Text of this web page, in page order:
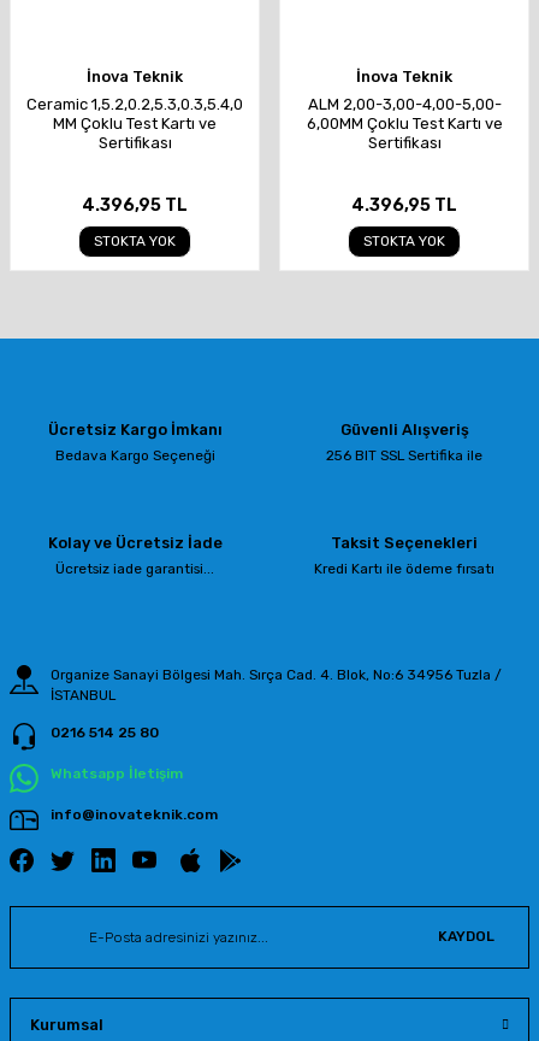
İnova Teknik
Ceramic 1,5.2,0.2,5.3,0.3,5.4,0
MM Çoklu Test Kartı ve
Sertifikası
4.396,95 TL
STOKTA YOK
İnova Teknik
ALM 2,00-3,00-4,00-5,00-
6,00MM Çoklu Test Kartı ve
Sertifikası
4.396,95 TL
STOKTA YOK
Ücretsiz Kargo İmkanı
Bedava Kargo Seçeneği
Güvenli Alışveriş
256 BIT SSL Sertifika ile
Kolay ve Ücretsiz İade
Ücretsiz iade garantisi...
Taksit Seçenekleri
Kredi Kartı ile ödeme fırsatı
Organize Sanayi Bölgesi Mah. Sırça Cad. 4. Blok, No:6 34956 Tuzla /
İSTANBUL
0216 514 25 80
Whatsapp İletişim
info@inovateknik.com
KAYDOL
Kurumsal